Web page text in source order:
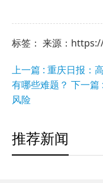
标签： 来源：
上一篇 : 重庆日报：
有哪些难题？ 下一篇
风险
推荐新闻